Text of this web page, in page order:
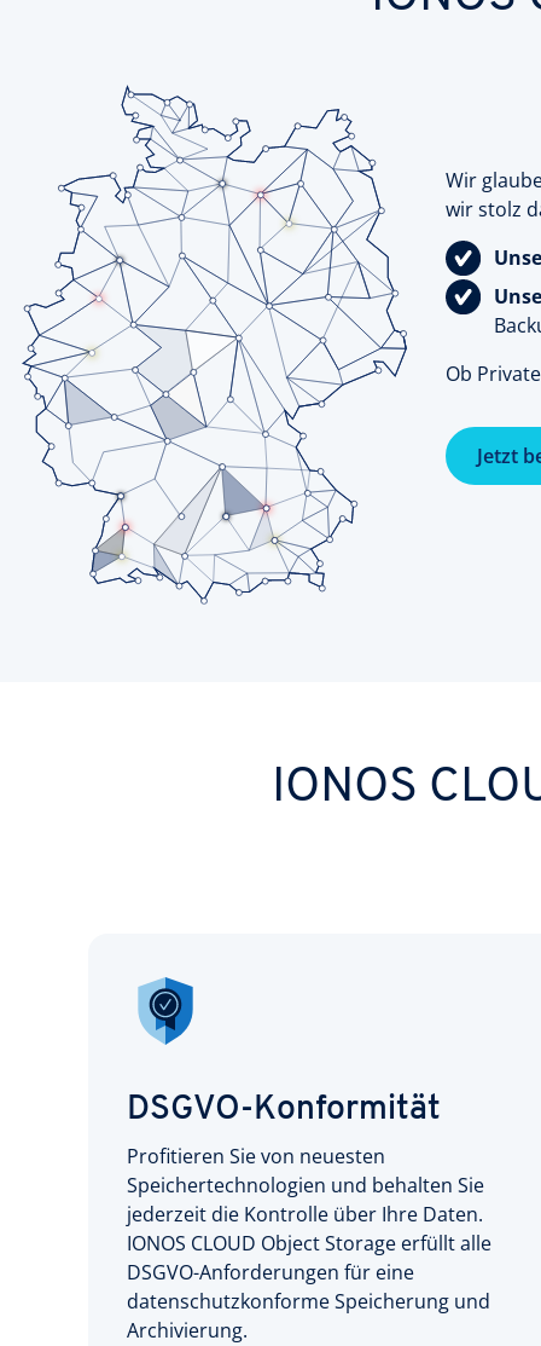
Wir
wir stolz
Ob
Jetzt
IONOS
DSGVO-Konformität
Profitieren Sie von neuesten
Speichertechnologien und behalten Sie
jederzeit die Kontrolle über Ihre Daten.
IONOS CLOUD Object Storage erfüllt alle
DSGVO-Anforderungen für eine
datenschutzkonforme Speicherung und
Archivierung.